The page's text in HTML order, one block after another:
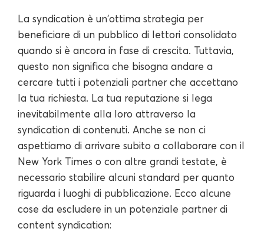
La syndication è un'ottima strategia per
beneficiare di un pubblico di lettori consolidato
quando si è ancora in fase di crescita. Tuttavia,
questo non significa che bisogna andare a
cercare tutti i potenziali partner che accettano
la tua richiesta. La tua reputazione si lega
inevitabilmente alla loro attraverso la
syndication di contenuti. Anche se non ci
aspettiamo di arrivare subito a collaborare con il
New York Times o con altre grandi testate, è
necessario stabilire alcuni standard per quanto
riguarda i luoghi di pubblicazione. Ecco alcune
cose da escludere in un potenziale partner di
content syndication: